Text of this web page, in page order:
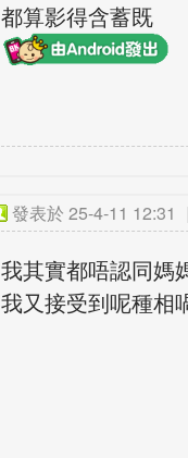
都算影得含蓄既
發表於 25-4-11 12:31
我其實都唔認同媽
我又接受到呢種相